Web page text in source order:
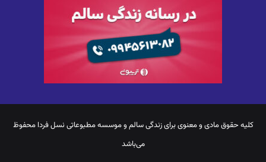
کلیه حقوق مادی و معنوی برایزندگی سالم و موسسه مطبوعاتی نسل فردا محفوظ
می‌باشد